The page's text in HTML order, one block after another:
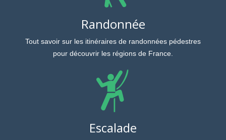
Randonnée
Tout savoir sur les itinéraires de randonnées pédestres
pour découvrir les régions de France.
Escalade